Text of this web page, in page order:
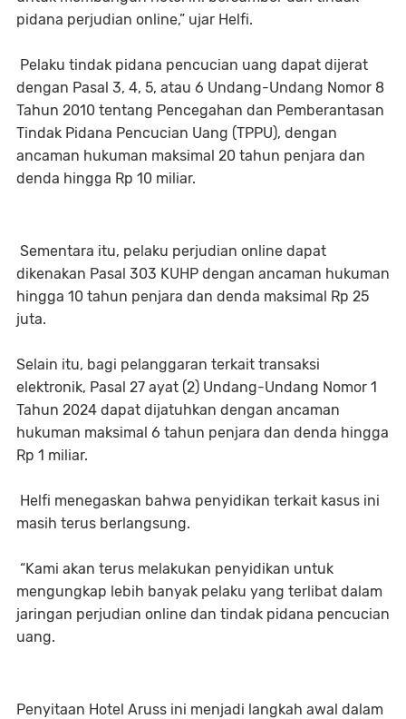
pidana perjudian online,” ujar Helfi.
Pelaku tindak pidana pencucian uang dapat dijerat
dengan Pasal 3, 4, 5, atau 6 Undang-Undang Nomor 8
Tahun 2010 tentang Pencegahan dan Pemberantasan
Tindak Pidana Pencucian Uang (TPPU), dengan
ancaman hukuman maksimal 20 tahun penjara dan
denda hingga Rp 10 miliar.
Sementara itu, pelaku perjudian online dapat
dikenakan Pasal 303 KUHP dengan ancaman hukuman
hingga 10 tahun penjara dan denda maksimal Rp 25
juta.
Selain itu, bagi pelanggaran terkait transaksi
elektronik, Pasal 27 ayat (2) Undang-Undang Nomor 1
Tahun 2024 dapat dijatuhkan dengan ancaman
hukuman maksimal 6 tahun penjara dan denda hingga
Rp 1 miliar.
Helfi menegaskan bahwa penyidikan terkait kasus ini
masih terus berlangsung.
“Kami akan terus melakukan penyidikan untuk
mengungkap lebih banyak pelaku yang terlibat dalam
jaringan perjudian online dan tindak pidana pencucian
uang.
Penyitaan Hotel Aruss ini menjadi langkah awal dalam